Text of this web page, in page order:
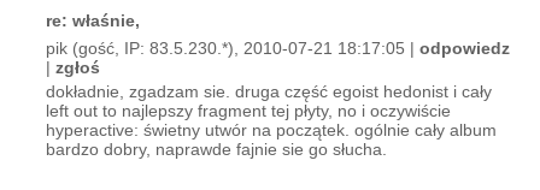
re: właśnie,
pik (gość, IP: 83.5.230.*), 2010-07-21 18:17:05 |odpowiedz
|zgłoś
dokładnie, zgadzam sie. druga część egoist hedonist i cały
left out to najlepszy fragment tej płyty, no i oczywiście
hyperactive: świetny utwór na początek. ogólnie cały album
bardzo dobry, naprawde fajnie sie go słucha.